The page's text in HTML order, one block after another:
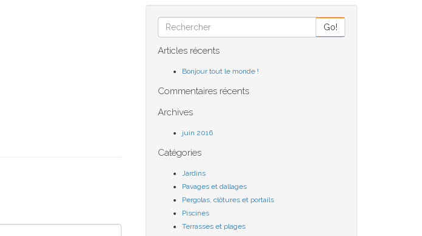
Go!
Articles récents
Bonjour tout le monde !
Commentaires récents
Archives
juin 2016
Catégories
Jardins
Pavages et dallages
Pergolas, clôtures et portails
Piscines
Terrasses et plages